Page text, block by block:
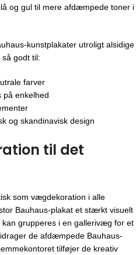
og gul til mere afdæmpede toner i
kunstplakater utroligt alsidige
godt til:
farver
på enkelhed
og skandinavisk design
til det
som vægdekoration i alle
Bauhaus-plakat et stærkt visuelt
grupperes i en gallerivæg for et
de afdæmpede Bauhaus-
tilføjer de kreativ